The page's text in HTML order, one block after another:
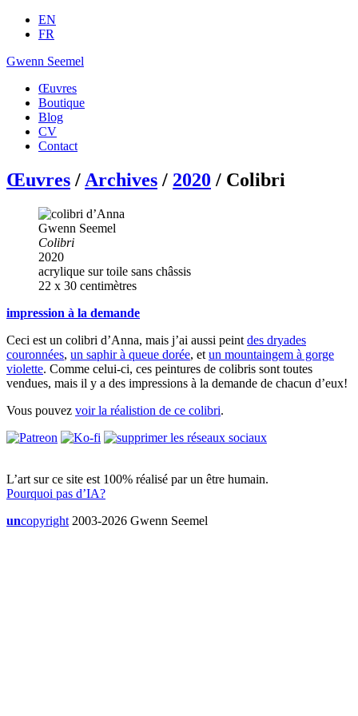
EN
FR
Gwenn Seemel
Œuvres
Boutique
Blog
CV
Contact
Œuvres / Archives / 2020 / Colibri
Gwenn Seemel
Colibri
2020
acrylique sur toile sans châssis
22 x 30 centimètres
impression à la demande
Ceci est un colibri d’Anna, mais j’ai aussi peint des dryades
couronnées, un saphir à queue dorée, et un mountaingem à gorge
violette. Comme celui-ci, ces peintures de colibris sont toutes
vendues, mais il y a des impressions à la demande de chacun d’eux!
Vous pouvez voir la réalistion de ce colibri.
L’art sur ce site est 100% réalisé par un être humain.
Pourquoi pas d’IA?
uncopyright 2003-2026 Gwenn Seemel